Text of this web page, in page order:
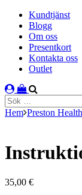
Kundtjänst
Blogg
Om oss
Presentkort
Kontakta oss
Outlet
Sök
efter:
Hem Preston
35,00 €